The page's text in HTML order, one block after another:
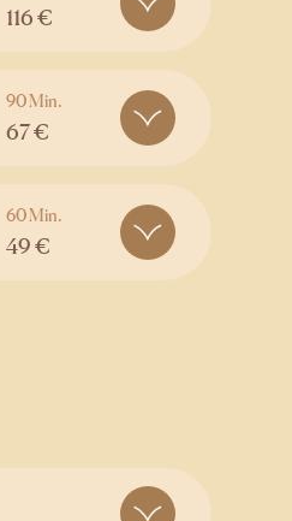
116 €
90 Min.
67 €
60 Min.
49 €